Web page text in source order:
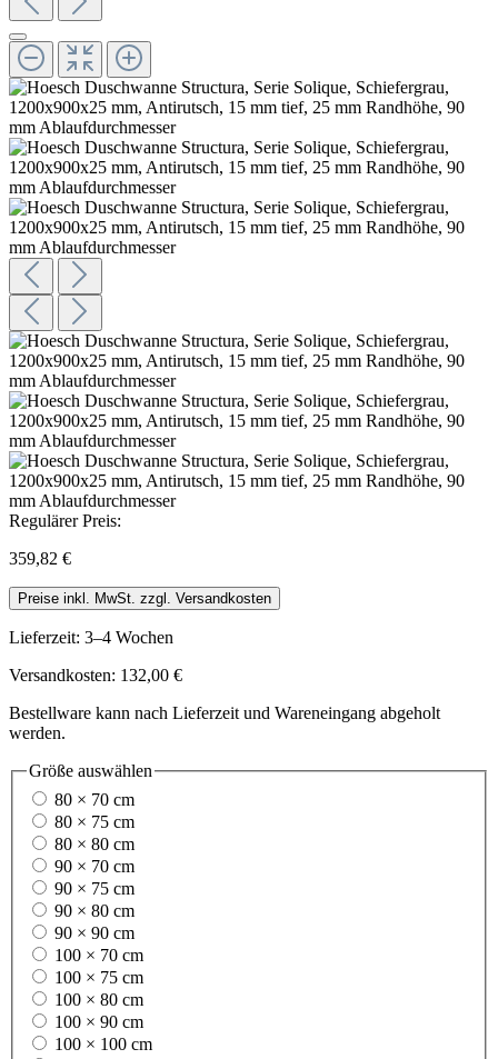
Regulärer Preis:
359,82 €
Preise inkl. MwSt. zzgl. Versandkosten
Lieferzeit: 3–4 Wochen
Versandkosten: 132,00 €
Bestellware kann nach Lieferzeit und Wareneingang abgeholt
werden.
Größe auswählen
80 × 70 cm
80 × 75 cm
80 × 80 cm
90 × 70 cm
90 × 75 cm
90 × 80 cm
90 × 90 cm
100 × 70 cm
100 × 75 cm
100 × 80 cm
100 × 90 cm
100 × 100 cm